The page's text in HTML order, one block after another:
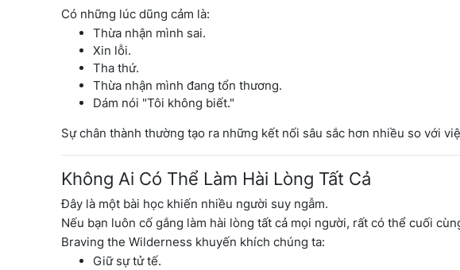
Có những lúc dũng cảm là:
Thừa nhận mình sai.
Xin lỗi.
Tha thứ.
Thừa nhận mình đang tổn thương.
Dám nói "Tôi không biết."
Sự chân thành thường tạo ra những kết nối sâu sắc hơn nhiều so với
Không Ai Có Thể Làm Hài Lòng Tất Cả
Đây là một bài học khiến nhiều người suy ngẫm.
Nếu bạn luôn cố gắng làm hài lòng tất cả mọi người, rất có thể cuối
Braving the Wilderness khuyến khích chúng ta:
Giữ sự tử tế.